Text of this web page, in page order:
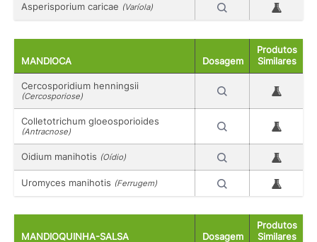
Asperisporium caricae (Varíola)
MANDIOCA Dosagem
Produtos
Similares
Cercosporidium henningsii
(Cercosporiose)
Colletotrichum gloeosporioides
(Antracnose)
Oidium manihotis (Oídio)
Uromyces manihotis (Ferrugem)
MANDIOQUINHA-SALSA Dosagem
Produtos
Similares